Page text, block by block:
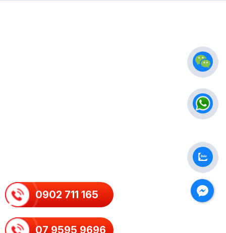
0902 711 165
07 9595 9696